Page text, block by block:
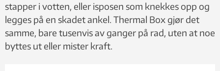
stapper i votten, eller isposen som knekkes opp og
legges på en skadet ankel. Thermal Box gjør det
samme, bare tusenvis av ganger på rad, uten at noe
byttes ut eller mister kraft.